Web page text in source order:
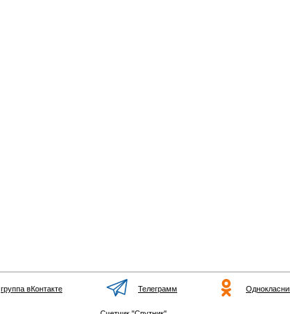
группа вКонтакте Телеграмм